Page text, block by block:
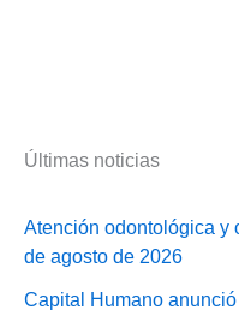
Últimas noticias
Atención odontológica y
de agosto de 2026
Capital Humano